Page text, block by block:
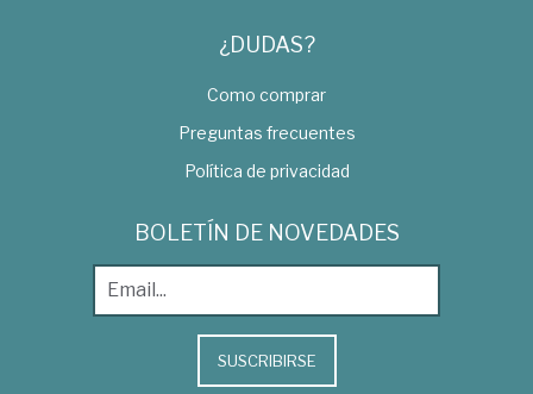
¿DUDAS?
Como comprar
Preguntas frecuentes
Política de privacidad
BOLETÍN DE NOVEDADES
SUSCRIBIRSE